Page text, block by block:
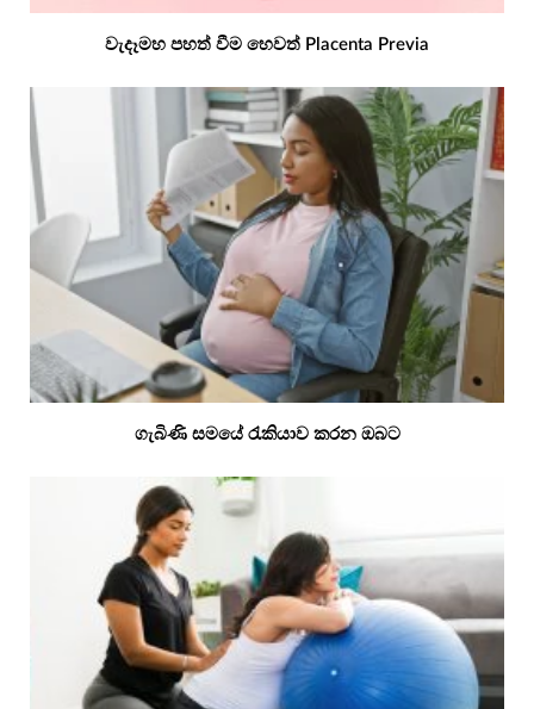
වැදෑමහ පහත් වීම හෙවත් Placenta Previa
ගැබිණි සමයේ රැකියාව කරන ඔබට